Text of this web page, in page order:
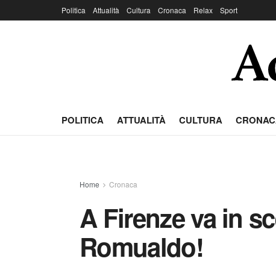
Politica Attualità Cultura Cronaca Relax Sport
POLITICA ATTUALITÀ CULTURA
Home Cronaca
A Firenze va in
Romualdo!